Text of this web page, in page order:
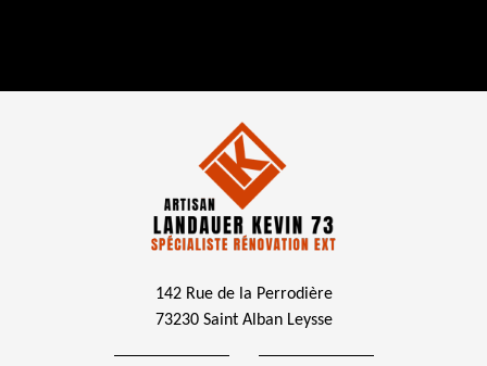
142 Rue de la Perrodière
73230 Saint Alban Leysse